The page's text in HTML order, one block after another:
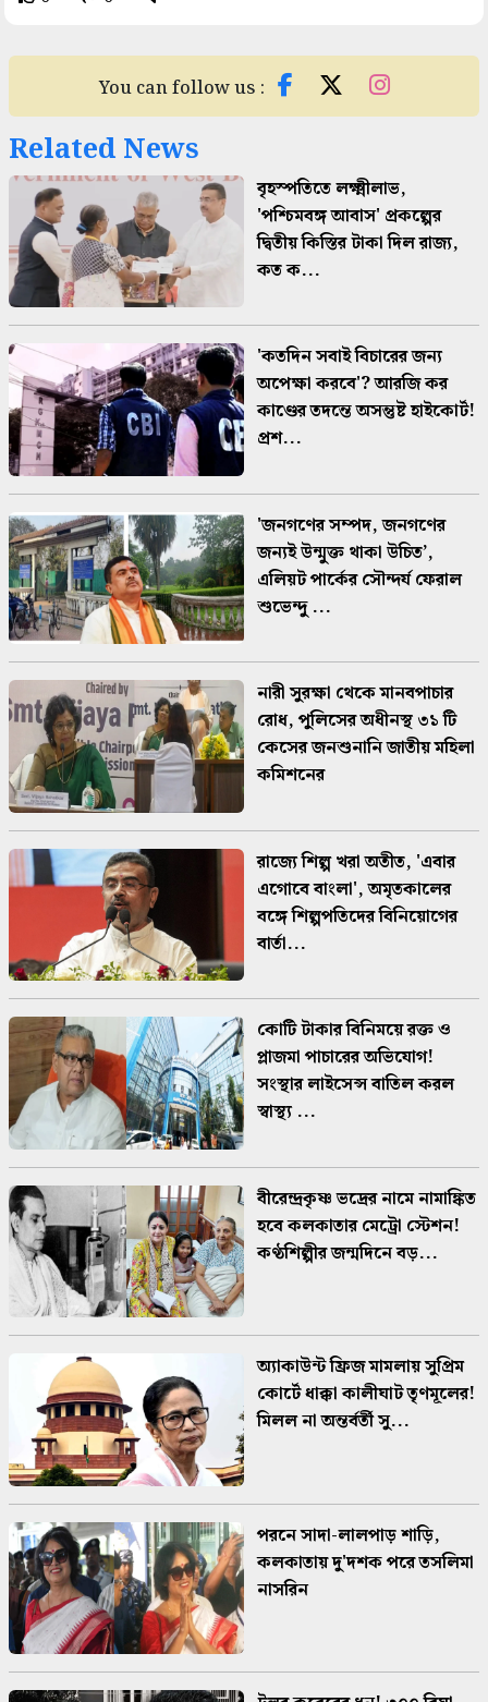
You can follow us :
Related News
বৃহস্পতিতে লক্ষ্মীলাভ,
'পশ্চিমবঙ্গ আবাস' প্রকল্পের
দ্বিতীয় কিস্তির টাকা দিল রাজ্য,
কত ক...
'কতদিন সবাই বিচারের জন্য
অপেক্ষা করবে'? আরজি কর
কাণ্ডের তদন্তে অসন্তুষ্ট হাইকোর্ট!
প্রশ...
'জনগণের সম্পদ, জনগণের
জন্যই উন্মুক্ত থাকা উচিত’,
এলিয়ট পার্কের সৌন্দর্য ফেরাল
শুভেন্দু ...
নারী সুরক্ষা থেকে মানবপাচার
রোধ, পুলিসের অধীনস্থ ৩১ টি
কেসের জনশুনানি জাতীয় মহিলা
কমিশনের
রাজ্যে শিল্প খরা অতীত, 'এবার
এগোবে বাংলা', অমৃতকালের
বঙ্গে শিল্পপতিদের বিনিয়োগের
বার্তা...
কোটি টাকার বিনিময়ে রক্ত ও
প্লাজমা পাচারের অভিযোগ!
সংস্থার লাইসেন্স বাতিল করল
স্বাস্থ্য ...
বীরেন্দ্রকৃষ্ণ ভদ্রের নামে নামাঙ্কিত
হবে কলকাতার মেট্রো স্টেশন!
কণ্ঠশিল্পীর জন্মদিনে বড়...
অ্যাকাউন্ট ফ্রিজ মামলায় সুপ্রিম
কোর্টে ধাক্কা কালীঘাট তৃণমূলের!
মিলল না অন্তর্বর্তী সু...
পরনে সাদা-লালপাড় শাড়ি,
কলকাতায় দু'দশক পরে তসলিমা
নাসরিন